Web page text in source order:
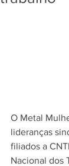
O Metal
lideranças
filiados a
Nacional dos